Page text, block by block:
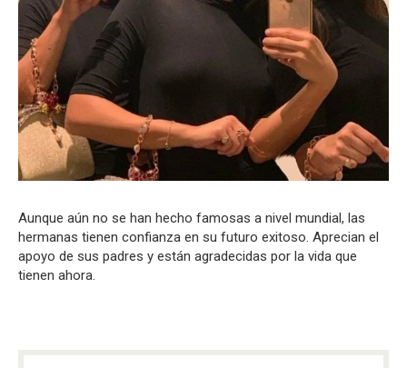
Aunque aún no se han hecho famosas a nivel mundial, las
hermanas tienen confianza en su futuro exitoso. Aprecian el
apoyo de sus padres y están agradecidas por la vida que
tienen ahora.